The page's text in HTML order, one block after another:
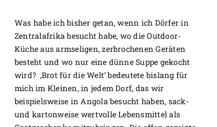
Was habe ich bisher getan, wenn ich Dörfer in
Zentralafrika besucht habe, wo die Outdoor-
Küche aus armseligen, zerbrochenen Geräten
besteht und wo nur eine dünne Suppe gekocht
wird? ‚Brot für die Welt‘ bedeutete bislang für
mich im Kleinen, in jedem Dorf, das wir
beispielsweise in Angola besucht haben, sack-
und kartonweise wertvolle Lebensmittel als